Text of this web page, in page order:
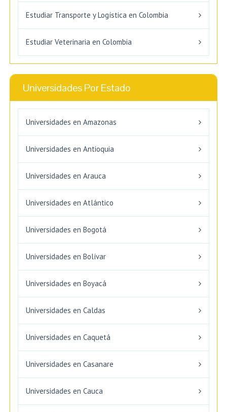
Estudiar Transporte y Logística en Colombia
Estudiar Veterinaria en Colombia
Universidades Por Estado
Universidades en Amazonas
Universidades en Antioquia
Universidades en Arauca
Universidades en Atlántico
Universidades en Bogotá
Universidades en Bolívar
Universidades en Boyacá
Universidades en Caldas
Universidades en Caquetá
Universidades en Casanare
Universidades en Cauca